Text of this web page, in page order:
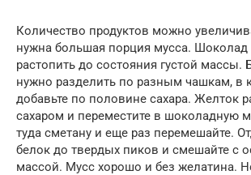
Количество продуктов можно
нужна большая порция мусса. Шоколад
растопить до состояния густой массы.
нужно разделить по разным чашкам, в
добавьте по половине сахара. Желток
сахаром и переместите в шоколадную
туда сметану и еще раз перемешайте.
белок до твердых пиков и смешайте с
массой. Мусс хорошо и без желатина.